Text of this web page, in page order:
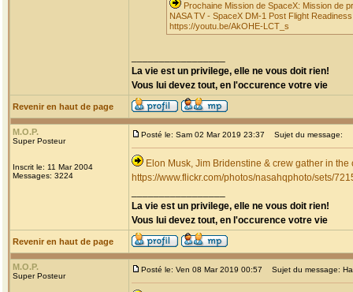
Prochaine Mission de SpaceX: Mission de
NASA TV - SpaceX DM-1 Post Flight
https://youtu.be/AkOHE-LCT_s
La vie est un privilege, elle ne vous doit rien!
Vous lui devez tout, en l'occurence votre vie
Revenir en haut de page
M.O.P.
Super Posteur
Inscrit le: 11 Mar 2004
Messages: 3224
Posté le: Sam 02 Mar 2019 23:37 Sujet du message:
Elon Musk, Jim Bridenstine & crew gather in
https://www.flickr.com/photos/nasahqphoto/sets/
La vie est un privilege, elle ne vous doit rien!
Vous lui devez tout, en l'occurence votre vie
Revenir en haut de page
M.O.P.
Super Posteur
Posté le: Ven 08 Mar 2019 00:57 Sujet du message: